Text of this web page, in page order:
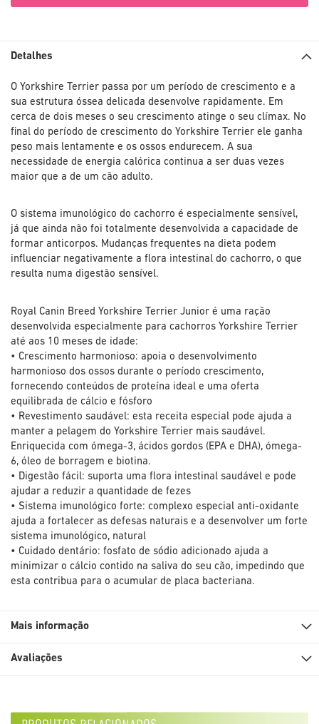
Detalhes
O Yorkshire Terrier passa por um período de crescimento e a
sua estrutura óssea delicada desenvolve rapidamente. Em
cerca de dois meses o seu crescimento atinge o seu clímax. No
final do período de crescimento do Yorkshire Terrier ele ganha
peso mais lentamente e os ossos endurecem. A sua
necessidade de energia calórica continua a ser duas vezes
maior que a de um cão adulto.
O sistema imunológico do cachorro é especialmente sensível,
já que ainda não foi totalmente desenvolvida a capacidade de
formar anticorpos. Mudanças frequentes na dieta podem
influenciar negativamente a flora intestinal do cachorro, o que
resulta numa digestão sensível.
Royal Canin Breed Yorkshire Terrier Junior é uma ração
desenvolvida especialmente para cachorros Yorkshire Terrier
até aos 10 meses de idade:
• Crescimento harmonioso: apoia o desenvolvimento
harmonioso dos ossos durante o período crescimento,
fornecendo conteúdos de proteína ideal e uma oferta
equilibrada de cálcio e fósforo
• Revestimento saudável: esta receita especial pode ajuda a
manter a pelagem do Yorkshire Terrier mais saudável.
Enriquecida com ómega-3, ácidos gordos (EPA e DHA), ómega-
6, óleo de borragem e biotina.
• Digestão fácil: suporta uma flora intestinal saudável e pode
ajudar a reduzir a quantidade de fezes
• Sistema imunológico forte: complexo especial anti-oxidante
ajuda a fortalecer as defesas naturais e a desenvolver um forte
sistema imunológico, natural
• Cuidado dentário: fosfato de sódio adicionado ajuda a
minimizar o cálcio contido na saliva do seu cão, impedindo que
esta contribua para o acumular de placa bacteriana.
Mais informação
Avaliações